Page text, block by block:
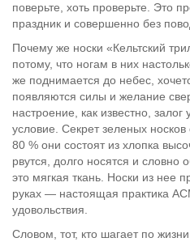
поверьте, хоть проверьте. Это
праздник и совершенно без
Почему же носки «Кельтский
потому, что ногам в них
же поднимается до небес,
появляются силы и желание
настроение, как известно,
условие. Секрет зеленых
80 % они состоят из хлопка
рвутся, долго носятся и
это мягкая ткань. Носки из нее
руках — настоящая практика
удовольствия.
Словом, тот, кто шагает по